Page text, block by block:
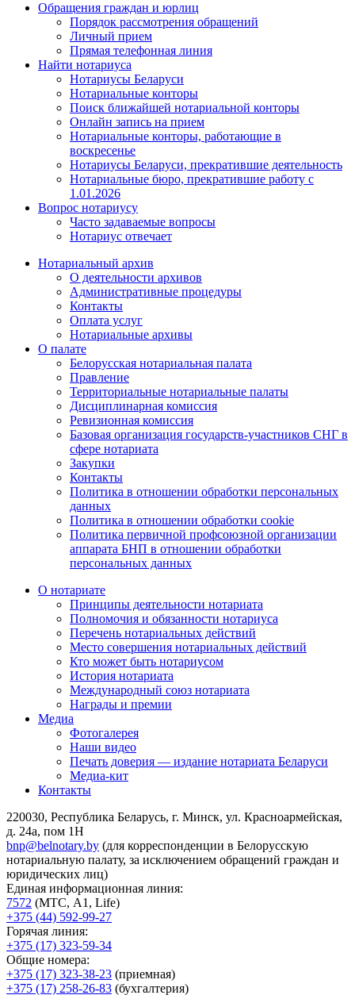
Обращения граждан и юрлиц
Порядок рассмотрения обращений
Личный прием
Прямая телефонная линия
Найти нотариуса
Нотариусы Беларуси
Нотариальные конторы
Поиск ближайшей нотариальной конторы
Онлайн запись на прием
Нотариальные конторы, работающие в
воскресенье
Нотариусы Беларуси, прекратившие деятельность
Нотариальные бюро, прекратившие работу с
1.01.2026
Вопрос нотариусу
Часто задаваемые вопросы
Нотариус отвечает
Нотариальный архив
О деятельности архивов
Административные процедуры
Контакты
Оплата услуг
Нотариальные архивы
О палате
Белорусская нотариальная палата
Правление
Территориальные нотариальные палаты
Дисциплинарная комиссия
Ревизионная комиссия
Базовая организация государств-участников СНГ в
сфере нотариата
Закупки
Контакты
Политика в отношении обработки персональных
данных
Политика в отношении обработки cookie
Политика первичной профсоюзной организации
аппарата БНП в отношении обработки
персональных данных
О нотариате
Принципы деятельности нотариата
Полномочия и обязанности нотариуса
Перечень нотариальных действий
Место совершения нотариальных действий
Кто может быть нотариусом
История нотариата
Международный союз нотариата
Награды и премии
Медиа
Фотогалерея
Наши видео
Печать доверия — издание нотариата Беларуси
Медиа-кит
Контакты
220030, Республика Беларусь, г. Минск, ул. Красноармейская,
д. 24а, пом 1Н
bnp@belnotary.by (для корреспонденции в Белорусскую
нотариальную палату, за исключением обращений граждан и
юридических лиц)
Единая информационная линия:
7572 (МТС, A1, Life)
+375 (44) 592-99-27
Горячая линия:
+375 (17) 323-59-34
Общие номера:
+375 (17) 323-38-23 (приемная)
+375 (17) 258-26-83 (бухгалтерия)